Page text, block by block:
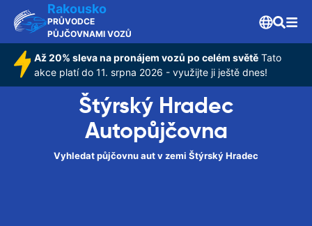
Rakousko
PRŮVODCE
PŮJČOVNAMI VOZŮ
Až 20% sleva na pronájem vozů po celém světě Tato
akce platí do 11. srpna 2026 - využijte ji ještě dnes!
Štýrský Hradec
Autopůjčovna
Vyhledat půjčovnu aut v zemi Štýrský Hradec